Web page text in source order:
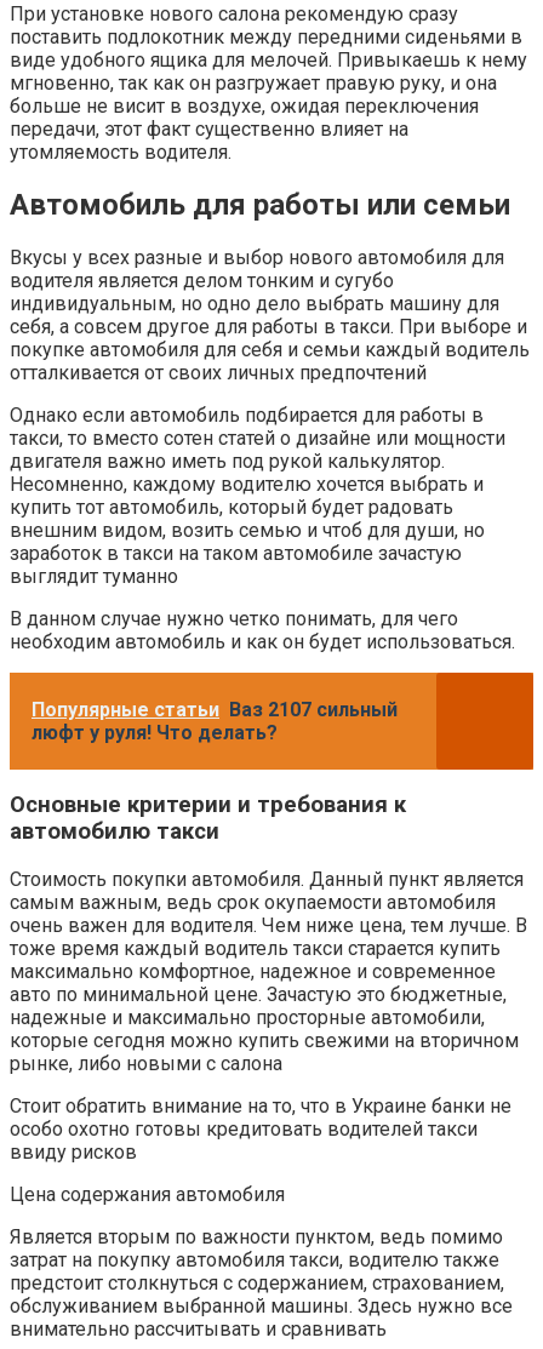
При установке нового салона рекомендую сразу
поставить подлокотник между передними сиденьями в
виде удобного ящика для мелочей. Привыкаешь к нему
мгновенно, так как он разгружает правую руку, и она
больше не висит в воздухе, ожидая переключения
передачи, этот факт существенно влияет на
утомляемость водителя.
Автомобиль для работы или семьи
Вкусы у всех разные и выбор нового автомобиля для
водителя является делом тонким и сугубо
индивидуальным, но одно дело выбрать машину для
себя, а совсем другое для работы в такси. При выборе и
покупке автомобиля для себя и семьи каждый водитель
отталкивается от своих личных предпочтений
Однако если автомобиль подбирается для работы в
такси, то вместо сотен статей о дизайне или мощности
двигателя важно иметь под рукой калькулятор.
Несомненно, каждому водителю хочется выбрать и
купить тот автомобиль, который будет радовать
внешним видом, возить семью и чтоб для души, но
заработок в такси на таком автомобиле зачастую
выглядит туманно
В данном случае нужно четко понимать, для чего
необходим автомобиль и как он будет использоваться.
Популярные статьи Ваз 2107 сильный
люфт у руля! Что делать?
Основные критерии и требования к
автомобилю такси
Стоимость покупки автомобиля. Данный пункт является
самым важным, ведь срок окупаемости автомобиля
очень важен для водителя. Чем ниже цена, тем лучше. В
тоже время каждый водитель такси старается купить
максимально комфортное, надежное и современное
авто по минимальной цене. Зачастую это бюджетные,
надежные и максимально просторные автомобили,
которые сегодня можно купить свежими на вторичном
рынке, либо новыми с салона
Стоит обратить внимание на то, что в Украине банки не
особо охотно готовы кредитовать водителей такси
ввиду рисков
Цена содержания автомобиля
Является вторым по важности пунктом, ведь помимо
затрат на покупку автомобиля такси, водителю также
предстоит столкнуться с содержанием, страхованием,
обслуживанием выбранной машины. Здесь нужно все
внимательно рассчитывать и сравнивать